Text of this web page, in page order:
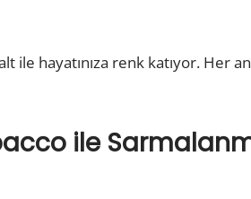
ile hayatınıza renk katıyor. Her
ile